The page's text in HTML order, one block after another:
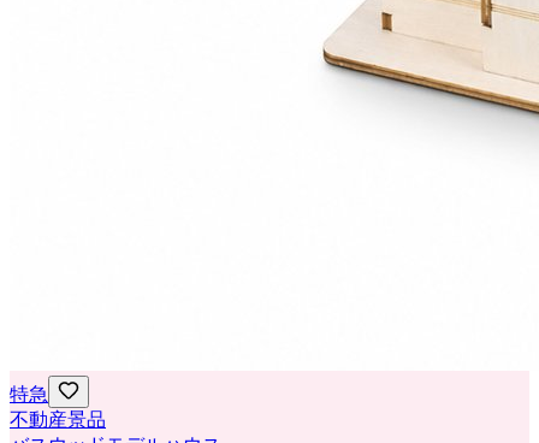
特急
不動産景品